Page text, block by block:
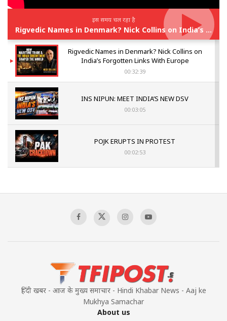
इस समय चल रहा है
Rigvedic Names in Denmark? Nick Collins on India’s Forgotten Links With Europe
Rigvedic Names in Denmark? Nick Collins on
India’s Forgotten Links With Europe
00:32:39
INS NIPUN: MEET INDIA’S NEW DSV
00:03:05
POJK ERUPTS IN PROTEST
00:02:53
Sagar
हिंदी खबर - आज के मुख्य समाचार - Hindi Khabar News - Aaj ke
Mukhya Samachar
About us